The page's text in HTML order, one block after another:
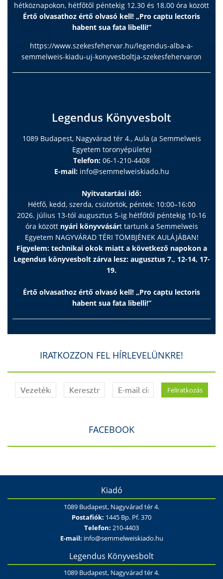
hétköznapokon, hétfőtől péntekig 12.30 és 18.00 óra között
Értő olvasathoz értő olvasó kell! „Pro captu lectoris
habent sua fata libelli!”
https://www.szekesfehervar.hu/legendus-alba-a-
semmelweis-kiadu-uj-konyvesboltja-szekesfehervaron
Legendus Könyvesbolt
1089 Budapest, Nagyvárad tér 4., Aula (a Semmelweis
Egyetem toronyépülete)
Telefon: 06-1-210-4408
E-mail: info@semmelweiskiado.hu
Nyitvatartási idő:
Hétfő, kedd, szerda, csütörtök, péntek: 10:00–16:00
2026. július 13-tól augusztus 5-ig hétfőtől péntekig 10-16
óra között nyári könyvvásárt tartunk a Semmelweis
Egyetem NAGYVÁRAD TÉRI TÖMBJÉNEK AULÁJÁBAN!
Figyelem: technikai okok miatt a következő napokon a
Legendus könyvesbolt zárva lesz: augusztus 7., 12-14, 17-
19.
Értő olvasathoz értő olvasó kell! „Pro captu lectoris
habent sua fata libelli!”
IRATKOZZON FEL HÍRLEVELÜNKRE!
FACEBOOK
Kiadó
1089 Budapest, Nagyvárad tér 4.
Postafiók: 1445 Bp. Pf. 370
Telefon: 210-4403
E-mail: info@semmelweiskiado.hu
Legendus Könyvesbolt
1089 Budapest, Nagyvárad tér 4.